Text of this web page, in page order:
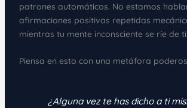
patrones automáticos. No estamos
afirmaciones positivas repetidas
mientras tu mente inconsciente se ríe de ti.
Piensa en esto con una metáfora
¿Alguna vez te has dicho a ti